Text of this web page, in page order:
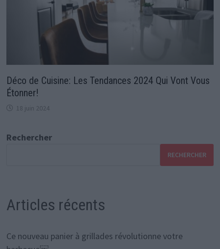
Déco de Cuisine: Les Tendances 2024 Qui Vont Vous
Étonner!
18 juin 2024
Rechercher
RECHERCHER
Articles récents
Ce nouveau panier à grillades révolutionne votre